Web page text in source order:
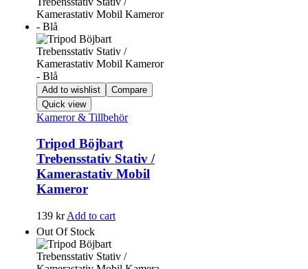
Add to wishlist
Compare
Quick view
Kameror & Tillbehör
Tripod Böjbart
Trebensstativ Stativ /
Kamerastativ Mobil
Kameror
139 kr Add to cart
Out Of Stock